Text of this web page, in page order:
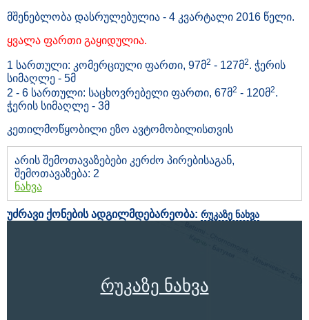
მშენებლობა დასრულებულია - 4 კვარტალი 2016 წელი.
ყვალა ფართი გაყიდულია.
1 სართული: კომერციული ფართი, 97მ2 - 127მ2. ჭერის
სიმაღლე - 5მ
2 - 6 სართული: საცხოვრებელი ფართი, 67მ2 - 120მ2.
ჭერის სიმაღლე - 3მ
კეთილმოწყობილი ეზო ავტომობილისთვის
არის შემოთავაზებები კერძო პირებისაგან,
შემოთავაზება: 2
ნახვა
უძრავი ქონების ადგილმდებარეობა: რუკაზე ნახვა
რუკაზე ნახვა